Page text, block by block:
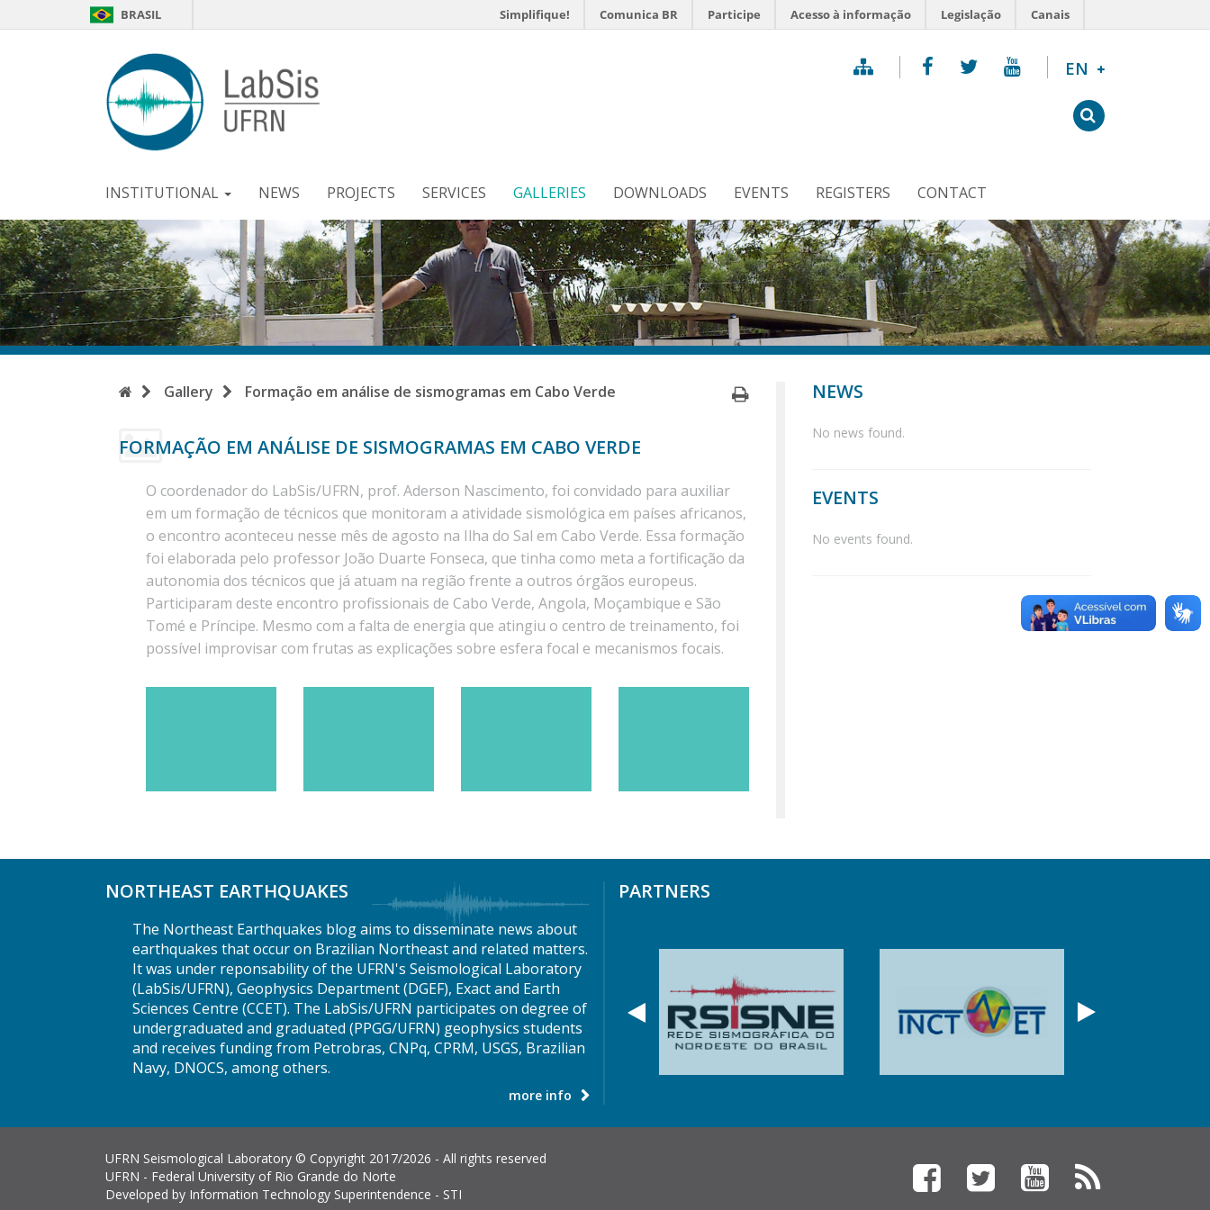
BRASIL Simplifique! Comunica BR Participe Acesso à informação Legislação Canais
Sitemap Facebook
TwitterYouTube
EN Select
Open
Search
INSTITUTIONAL NEWS PROJECTS SERVICES GALLERIES DOWNLOADS EVENTS REGISTERS CONTACT
HomeGallery Formação em análise de sismogramas em Cabo Verde
Print
FORMAÇÃO EM ANÁLISE DE SISMOGRAMAS EM CABO VERDE
O coordenador do LabSis/UFRN, prof. Aderson Nascimento, foi convidado para auxiliar
em um formação de técnicos que monitoram a atividade sismológica em países africanos,
o encontro aconteceu nesse mês de agosto na Ilha do Sal em Cabo Verde. Essa formação
foi elaborada pelo professor João Duarte Fonseca, que tinha como meta a fortificação da
autonomia dos técnicos que já atuam na região frente a outros órgãos europeus.
Participaram deste encontro profissionais de Cabo Verde, Angola, Moçambique e São
Tomé e Príncipe. Mesmo com a falta de energia que atingiu o centro de treinamento, foi
possível improvisar com frutas as explicações sobre esfera focal e mecanismos focais.
NEWS
No news found.
EVENTS
No events found.
NORTHEAST EARTHQUAKES
The Northeast Earthquakes blog aims to disseminate news about
earthquakes that occur on Brazilian Northeast and related matters.
It was under reponsability of the UFRN's Seismological Laboratory
(LabSis/UFRN), Geophysics Department (DGEF), Exact and Earth
Sciences Centre (CCET). The LabSis/UFRN participates on degree of
undergraduated and graduated (PPGG/UFRN) geophysics students
and receives funding from Petrobras, CNPq, CPRM, USGS, Brazilian
Navy, DNOCS, among others.
more info
PARTNERS
Anterior Próximo
Facebook
TwitterYouTube
Feed
UFRN Seismological Laboratory © Copyright 2017/2026 - All rights reserved
UFRN - Federal University of Rio Grande do Norte
Developed by Information Technology Superintendence - STI